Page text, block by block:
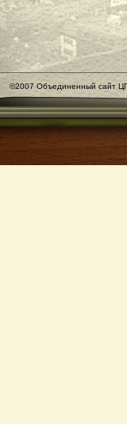
©2007 Объединенный сайт